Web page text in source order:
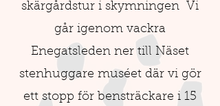
skärgårdstur i skymningen Vi
går igenom vackra
Enegatsleden ner till Näset
stenhuggare muséet där vi gör
ett stopp för bensträckare i 15